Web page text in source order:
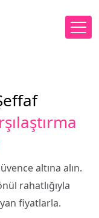
altına alın.
rahatlığıyla
fiyatlarla.